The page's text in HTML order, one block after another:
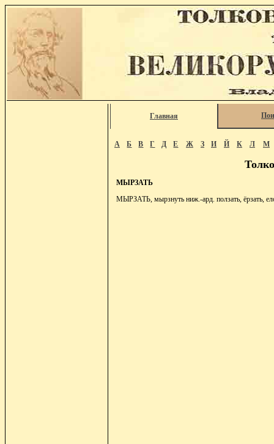
Главная
А Б В Г Д Е Ж З И Й К Л М
МЫРЗАТЬ
МЫРЗАТЬ, мырзнуть ниж.-ард. ползать, ёрзать,